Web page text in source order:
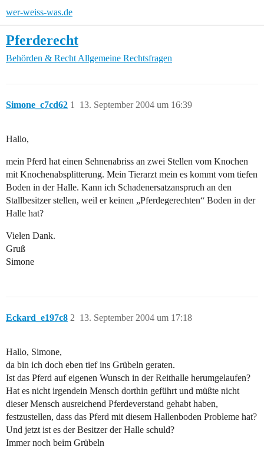
wer-weiss-was.de
Pferderecht
Behörden & Recht Allgemeine Rechtsfragen
Simone_c7cd62 13. September 2004 um 16:39
1
Hallo,
mein Pferd hat einen Sehnenabriss an zwei Stellen vom Knochen
mit Knochenabsplitterung. Mein Tierarzt mein es kommt vom tiefen
Boden in der Halle. Kann ich Schadenersatzanspruch an den
Stallbesitzer stellen, weil er keinen „Pferdegerechten“ Boden in der
Halle hat?
Vielen Dank.
Gruß
Simone
Eckard_e197c8 13. September 2004 um 17:18
2
Hallo, Simone,
da bin ich doch eben tief ins Grübeln geraten.
Ist das Pferd auf eigenen Wunsch in der Reithalle herumgelaufen?
Hat es nicht irgendein Mensch dorthin geführt und müßte nicht
dieser Mensch ausreichend Pferdeverstand gehabt haben,
festzustellen, dass das Pferd mit diesem Hallenboden Probleme hat?
Und jetzt ist es der Besitzer der Halle schuld?
Immer noch beim Grübeln